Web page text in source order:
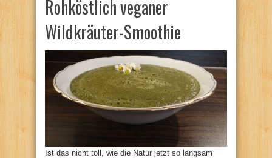
Rohköstlich veganer
Wildkräuter-Smoothie
Ist das nicht toll, wie die Natur jetzt so langsam